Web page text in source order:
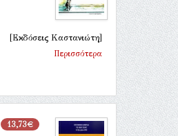
[Εκδόσεις Καστανιώτη]
Περισσότερα
13,73€